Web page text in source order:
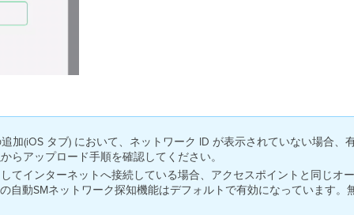
加(iOS タブ) において、ネットワーク ID が表示されていない場合
からアップロード手順を確認してください。
てインターネットへ接続している場合、アクセスポイントと同じオ
自動SMネットワーク探知機能はデフォルトで有効になっています。